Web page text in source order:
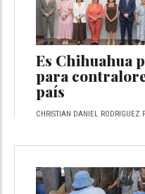
Es Chihuahua
para
país
CHRISTIAN DANIEL RODRIGUEZ